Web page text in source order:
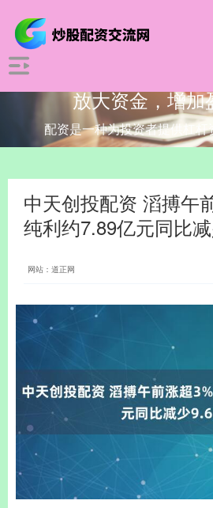
放大资金，增加
配资是一种为投资者提供杠
中天创投配资 滔搏午
纯利约7.89亿元同比
网站：道正网